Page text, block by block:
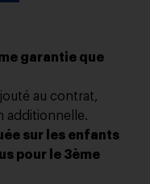
garantie que
au contrat,
additionnelle.
sur les enfants
pour le 3ème